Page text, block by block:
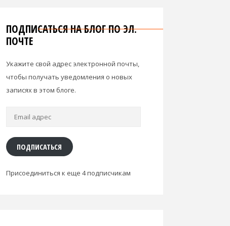
ПОДПИСАТЬСЯ НА БЛОГ ПО ЭЛ.
ПОЧТЕ
Укажите свой адрес электронной почты,
чтобы получать уведомления о новых
записях в этом блоге.
Email
ПОДПИСАТЬСЯ
Присоединиться к еще 4 подписчикам